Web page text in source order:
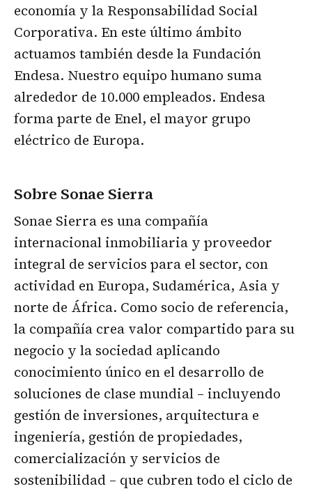
economía y la Responsabilidad Social
Corporativa. En este último ámbito
actuamos también desde la Fundación
Endesa. Nuestro equipo humano suma
alrededor de 10.000 empleados. Endesa
forma parte de Enel, el mayor grupo
eléctrico de Europa.
Sobre Sonae Sierra
Sonae Sierra es una compañía
internacional inmobiliaria y proveedor
integral de servicios para el sector, con
actividad en Europa, Sudamérica, Asia y
norte de África. Como socio de referencia,
la compañía crea valor compartido para su
negocio y la sociedad aplicando
conocimiento único en el desarrollo de
soluciones de clase mundial – incluyendo
gestión de inversiones, arquitectura e
ingeniería, gestión de propiedades,
comercialización y servicios de
sostenibilidad – que cubren todo el ciclo de